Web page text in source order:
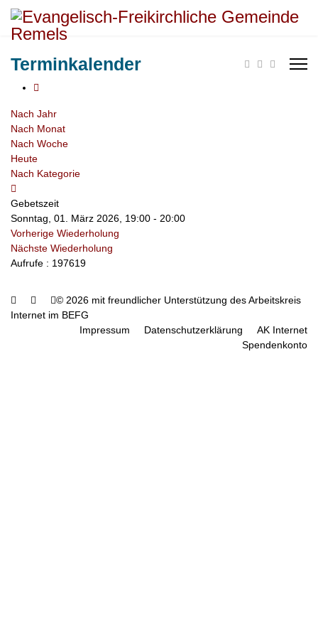
Terminkalender
Nach Jahr
Nach Monat
Nach Woche
Heute
Nach Kategorie
Gebetszeit
Sonntag, 01. März 2026, 19:00 - 20:00
Vorherige Wiederholung
Nächste Wiederholung
Aufrufe : 197619
© 2026 mit freundlicher Unterstützung des Arbeitskreis
Internet im BEFG
Impressum
Datenschutzerklärung
AK Internet
Spendenkonto